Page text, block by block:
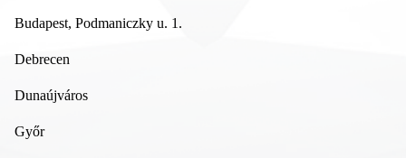
Budapest, Podmaniczky u. 1.
Debrecen
Dunaújváros
Győr